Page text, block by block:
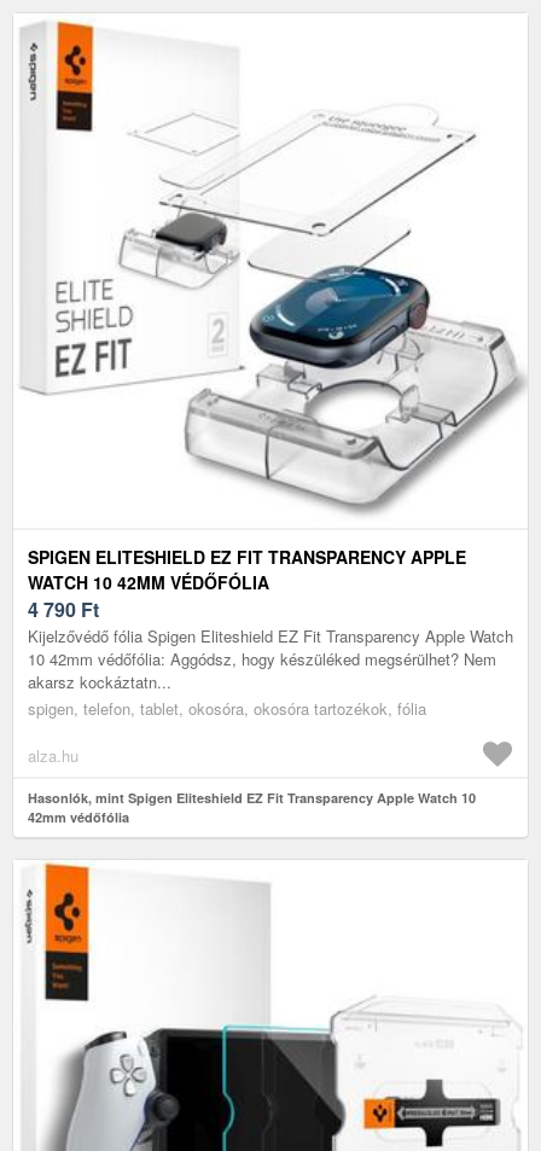
SPIGEN ELITESHIELD EZ FIT TRANSPARENCY APPLE
WATCH 10 42MM VÉDŐFÓLIA
4 790 Ft
Kijelzővédő fólia Spigen Eliteshield EZ Fit Transparency Apple Watch
10 42mm védőfólia: Aggódsz, hogy készüléked megsérülhet? Nem
akarsz kockáztatn...
spigen, telefon, tablet, okosóra, okosóra tartozékok, fólia
alza.hu
Hasonlók, mint Spigen Eliteshield EZ Fit Transparency Apple Watch 10
42mm védőfólia